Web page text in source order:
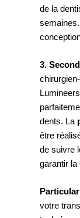
de la
3.
dents. La
être
de suivre
garantir la
votre